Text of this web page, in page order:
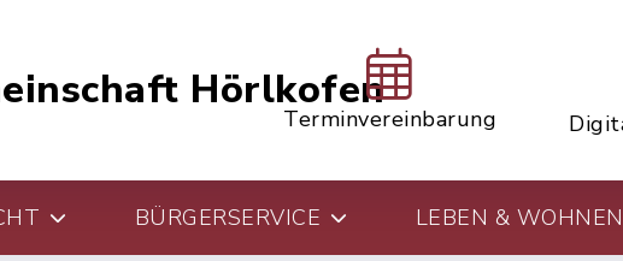
Hörlkofen
Terminvereinbarung
BÜRGERSERVICE LEBEN & WOHNEN